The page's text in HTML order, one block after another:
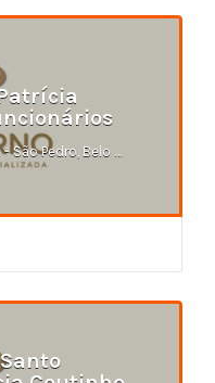
Av. do Contorno, 6283 - Sala 502 - São Pedro, Belo Horizonte - MG